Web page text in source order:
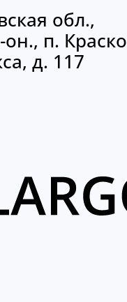
обл.,
п.
д. 117